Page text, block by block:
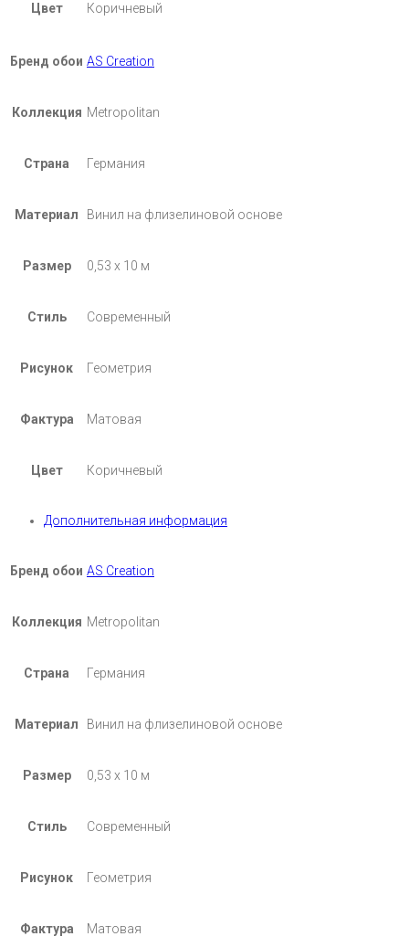
Цвет Коричневый
Бренд обои AS Creation
Коллекция Metropolitan
Страна Германия
Материал Винил на флизелиновой основе
Размер 0,53 х 10 м
Стиль Современный
Рисунок Геометрия
Фактура Матовая
Цвет Коричневый
Дополнительная информация
Бренд обои AS Creation
Коллекция Metropolitan
Страна Германия
Материал Винил на флизелиновой основе
Размер 0,53 х 10 м
Стиль Современный
Рисунок Геометрия
Фактура Матовая